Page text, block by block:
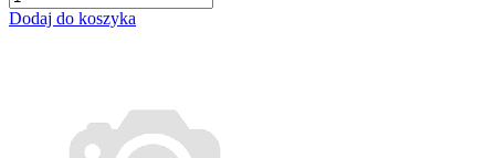
Dodaj do koszyka